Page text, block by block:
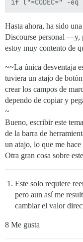
Hasta ahora, ha sido
Discourse personal —y,
estoy muy contento de
~~La única desventaja
tuviera un atajo de
crear los campos de
dependo de copiar y
~
Bueno, escribir este
de la barra de
un atajo, lo que me
Otra gran cosa sobre
Este solo requiere
pero aun así me
cambiar el valor
8 Me gusta